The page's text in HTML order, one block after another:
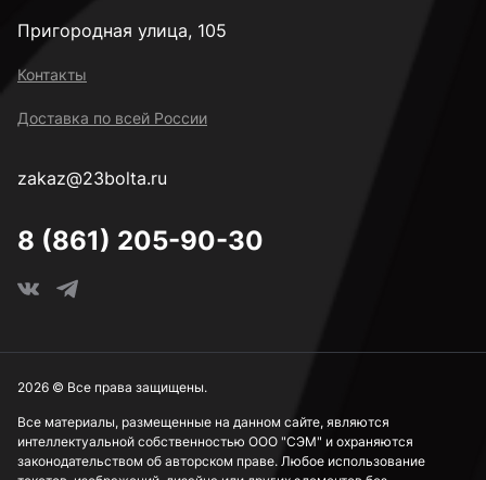
3,8 мм
4 мм
Пригородная улица, 105
Контакты
Доставка по всей России
zakaz@23bolta.ru
8 (861) 205-90-30
Все материалы, размещенные на данном сайте, являются
интеллектуальной собственностью ООО "СЭМ" и охраняются
законодательством об авторском праве. Любое использование
2026 © Все права защищены.